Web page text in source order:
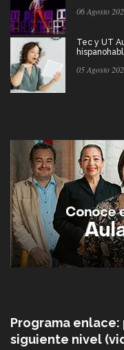
06 Agosto
Tec y UT
05 Agosto
Programa
siguiente nivel